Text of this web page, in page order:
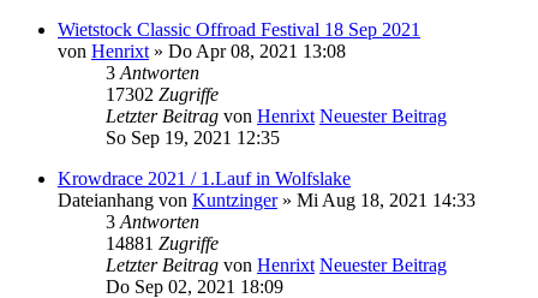
Wietstock Classic Offroad Festival 18 Sep 2021
von Henrixt » Do Apr 08, 2021 13:08
3 Antworten
17302 Zugriffe
Letzter Beitrag von Henrixt Neuester Beitrag
So Sep 19, 2021 12:35
Krowdrace 2021 / 1.Lauf in Wolfslake
Dateianhang von Kuntzinger» Mi Aug 18, 2021 14:33
3 Antworten
14881 Zugriffe
Letzter Beitrag von Henrixt Neuester Beitrag
Do Sep 02, 2021 18:09